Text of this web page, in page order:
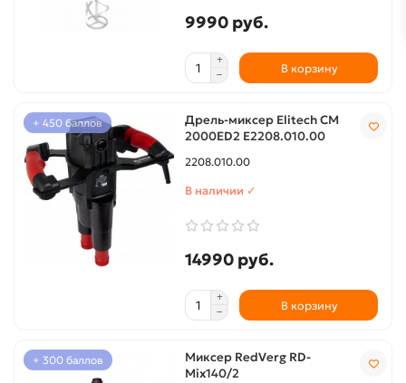
9990 руб.
В корзину
+ 450 баллов
Дрель-миксер Elitech СM
2000ED2 Е2208.010.00
2208.010.00
В наличии ✓
14990 руб.
В корзину
+ 300 баллов
Миксер RedVerg RD-
Mix140/2